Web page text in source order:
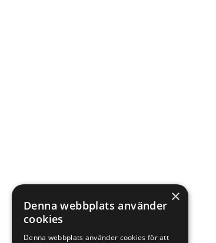
×
Denna webbplats använder
cookies
Denna webbplats använder cookies för att